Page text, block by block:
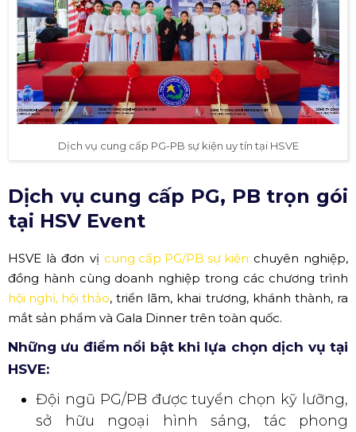
Dịch vụ cung cấp PG-PB sự kiện uy tín tại HSVE
Dịch vụ cung cấp PG, PB trọn gói
tại HSV Event
HSVE là đơn vị cung cấp PG/PB sự kiện chuyên nghiệp,
đồng hành cùng doanh nghiệp trong các chương trình
hội nghị, hội thảo, triển lãm, khai trương, khánh thành, ra
mắt sản phẩm và Gala Dinner trên toàn quốc.
Những ưu điểm nổi bật khi lựa chọn dịch vụ tại
HSVE:
Đội ngũ PG/PB được tuyển chọn kỹ lưỡng,
sở hữu ngoại hình sáng, tác phong